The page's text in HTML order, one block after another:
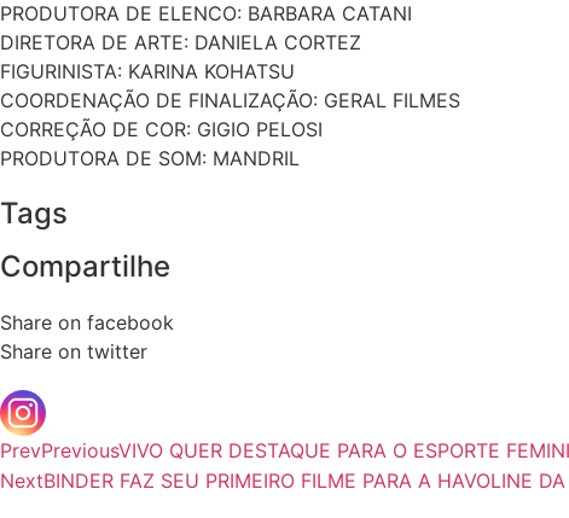
PRODUTORA DE ELENCO: BARBARA CATANI
DIRETORA DE ARTE: DANIELA CORTEZ
FIGURINISTA: KARINA KOHATSU
COORDENAÇÃO DE FINALIZAÇÃO: GERAL FILMES
CORREÇÃO DE COR: GIGIO PELOSI
PRODUTORA DE SOM: MANDRIL
Tags
Compartilhe
Share on facebook
Share on twitter
PrevPreviousVIVO QUER DESTAQUE PARA O ESPORTE
NextBINDER FAZ SEU PRIMEIRO FILME PARA A HAVOLINE